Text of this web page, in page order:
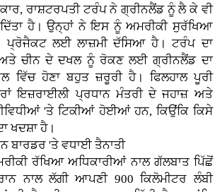
ਰਾਸ਼ਟਰਪਤੀ ਟਰੰਪ ਨੇ ਗ੍ਰੀਨਲੈਂਡ ਨੂੰ ਲੈ ਕੇ ਵੀ
ਹੈ। ਉਨ੍ਹਾਂ ਨੇ ਇਸ ਨੂੰ ਅਮਰੀਕੀ ਸੁਰੱਖਿਆ
ਪ੍ਰੋਜੈਕਟ ਲਈ ਲਾਜ਼ਮੀ ਦੱਸਿਆ ਹੈ। ਟਰੰਪ ਦਾ
ਚੀਨ ਦੇ ਦਖਲ ਨੂੰ ਰੋਕਣ ਲਈ ਗ੍ਰੀਨਲੈਂਡ ਦਾ
ਵਿੱਚ ਹੋਣਾ ਬਹੁਤ ਜ਼ਰੂਰੀ ਹੈ। ਫਿਲਹਾਲ ਪੂਰੀ
ਇਜ਼ਰਾਈਲੀ ਪ੍ਰਧਾਨ ਮੰਤਰੀ ਦੇ ਜਹਾਜ਼ ਅਤੇ
'ਤੇ ਟਿਕੀਆਂ ਹੋਈਆਂ ਹਨ, ਕਿਉਂਕਿ ਕਿਸੇ
ਖਦਸ਼ਾ ਹੈ।
ਬਾਰਡਰ 'ਤੇ ਵਧਾਈ ਤੈਨਾਤੀ
ਰੱਖਿਆ ਅਧਿਕਾਰੀਆਂ ਨਾਲ ਗੱਲਬਾਤ ਪਿੱਛੋਂ
ਨਾਲ ਲੱਗੀ ਆਪਣੀ 900 ਕਿਲੋਮੀਟਰ ਲੰਬੀ